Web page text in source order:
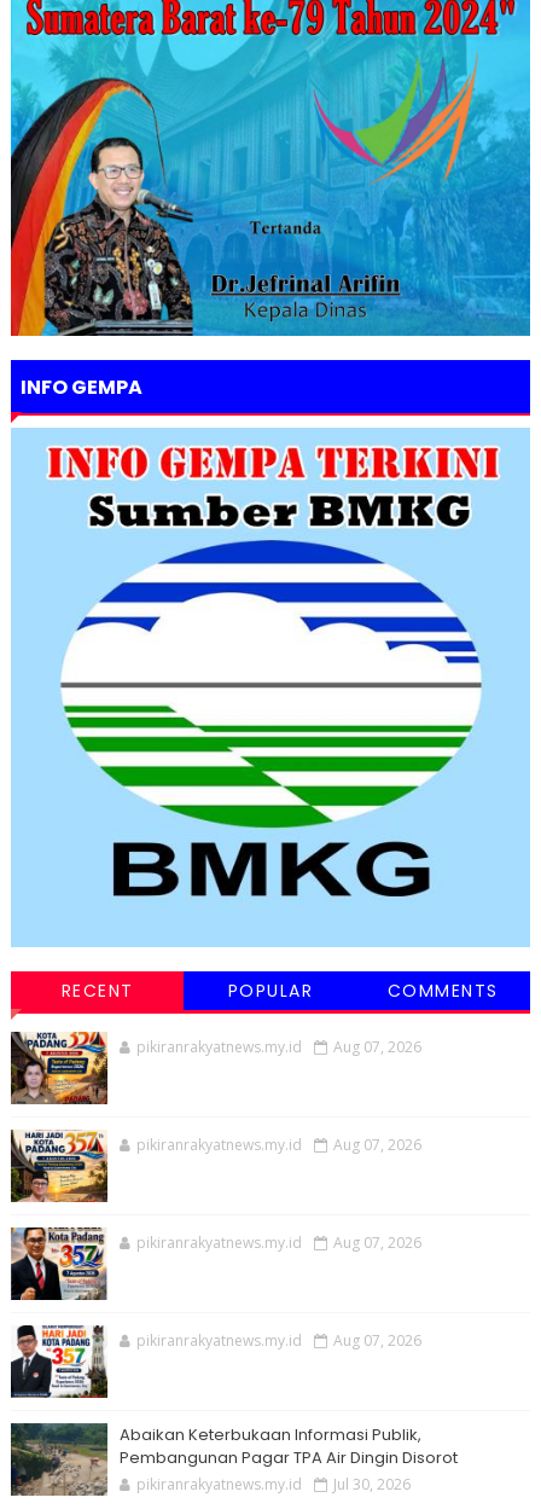
INFO GEMPA
RECENT POPULAR COMMENTS
pikiranrakyatnews.my.id Aug 07, 2026
pikiranrakyatnews.my.id Aug 07, 2026
pikiranrakyatnews.my.id Aug 07, 2026
pikiranrakyatnews.my.id Aug 07, 2026
Abaikan Keterbukaan Informasi Publik,
Pembangunan Pagar TPA Air Dingin Disorot
pikiranrakyatnews.my.id Jul 30, 2026